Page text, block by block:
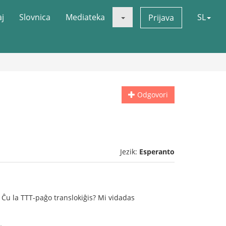
Slovnica Mediateka Prijava SL
Odgovori
Jezik: Esperanto
la TTT-paĝo translokiĝis? Mi vidadas